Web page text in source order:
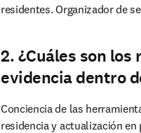
residentes. Organizador de
2. ¿Cuáles son
evidencia dentro
Conciencia de las
residencia y actualización